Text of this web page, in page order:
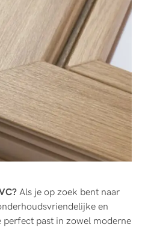
Als je op zoek bent naar
en
perfect past in zowel moderne